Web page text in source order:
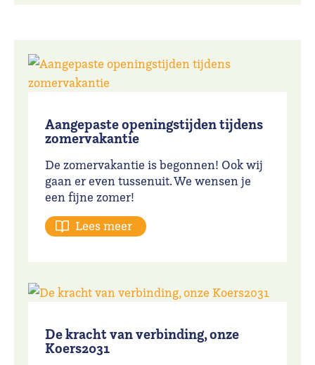
Aangepaste openingstijden tijdens
zomervakantie
De zomervakantie is begonnen! Ook wij
gaan er even tussenuit. We wensen je
een fijne zomer!
Lees meer
De kracht van verbinding, onze
Koers2031